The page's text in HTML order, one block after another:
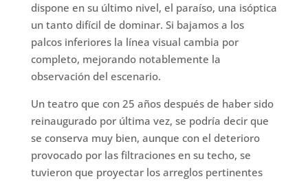
dispone en su último nivel, el paraíso, una isóptica
un tanto difícil de dominar. Si bajamos a los
palcos inferiores la línea visual cambia por
completo, mejorando notablemente la
observación del escenario.
Un teatro que con 25 años después de haber sido
reinaugurado por última vez, se podría decir que
se conserva muy bien, aunque con el deterioro
provocado por las filtraciones en su techo, se
tuvieron que proyectar los arreglos pertinentes